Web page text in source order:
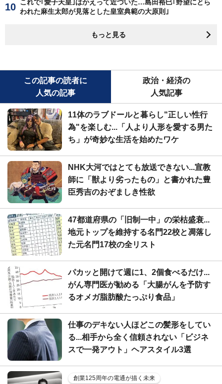
これで｢愛子天皇｣はかえって近づいた…島田裕巳｢野望にとら
われた麻生太郎が見落とした皇室典範の大原則｣
もっと見る
この記事の読者に
人気の記事
政治・経済の
人気記事
11体のラブドールと暮らし"正しい性行
為"を楽しむ...「人より人形を愛する男た
ち」が奇妙な生活を始めたワケ
NHK大河ではとても放送できない...宣教
師に「獣より劣ったもの」と書かれた豊
臣秀吉のおぞましき性欲
47都道府県の「旧制一中」の栄枯盛衰...
地元トップを維持する名門22校と凋落し
た元名門17校の全リスト
パカッと開けて週に1、2個食べるだけ...
がん専門医が勧める「大腸がんを予防す
るオメガ脂肪酸たっぷり食品」
仕事のデキない人ほどこの髪形をしてい
る...相手から全く信頼されない「ビジネ
スで一発アウト」ヘアスタイル3選
創業125周年の電通が描く未来